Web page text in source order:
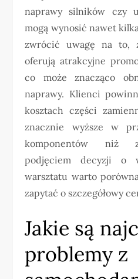
naprawy silników czy
mogą wynosić nawet
zwrócić uwagę na to,
oferują atrakcyjne
co może znacząco
naprawy. Klienci
kosztach części
znacznie wyższe w
komponentów niż
podjęciem decyzji o
warsztatu warto
zapytać o szczegółowy
Jakie są
problemy z